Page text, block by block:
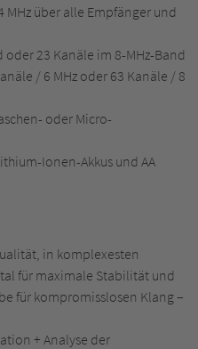
über alle Empfänger und
oder 23 Kanäle im 8-MHz-Band
/ 6 MHz oder 63 Kanäle / 8
oder Micro-
Ionen-Akkus und AA
in komplexesten
für maximale Stabilität und
für kompromisslosen Klang –
+ Analyse der